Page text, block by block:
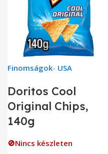
Finomságok- USA
Doritos Cool
Original Chips,
140g
🚫Nincs készleten